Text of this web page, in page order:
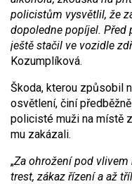
policistům vysvětlil, že
dopoledne popíjel.
ještě stačil ve vozidle
Kozumplíková.
Škoda, kterou způsobil
osvětlení, činí
policisté muži na místě
mu zakázali.
„Za ohrožení pod
trest, zákaz řízení a až